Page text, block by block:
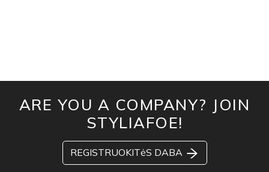
ARE YOU A COMPANY? JOIN
STYLIAFOE!
REGISTRUOKITėS DABA